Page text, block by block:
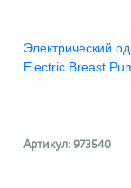
Электрический
Electric Breast
Артикул: 973540